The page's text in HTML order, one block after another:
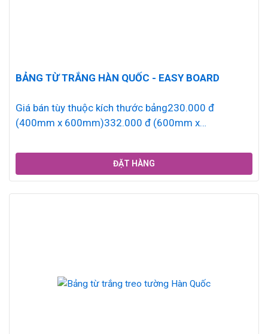
BẢNG TỪ TRẮNG HÀN QUỐC - EASY BOARD
Giá bán tùy thuộc kích thước bảng230.000 đ
(400mm x 600mm)332.000 đ (600mm x
ĐẶT HÀNG